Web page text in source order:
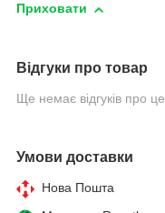
Приховати
Відгуки про товар
Ще немає відгуків про
Умови доставки
Нова Пошта